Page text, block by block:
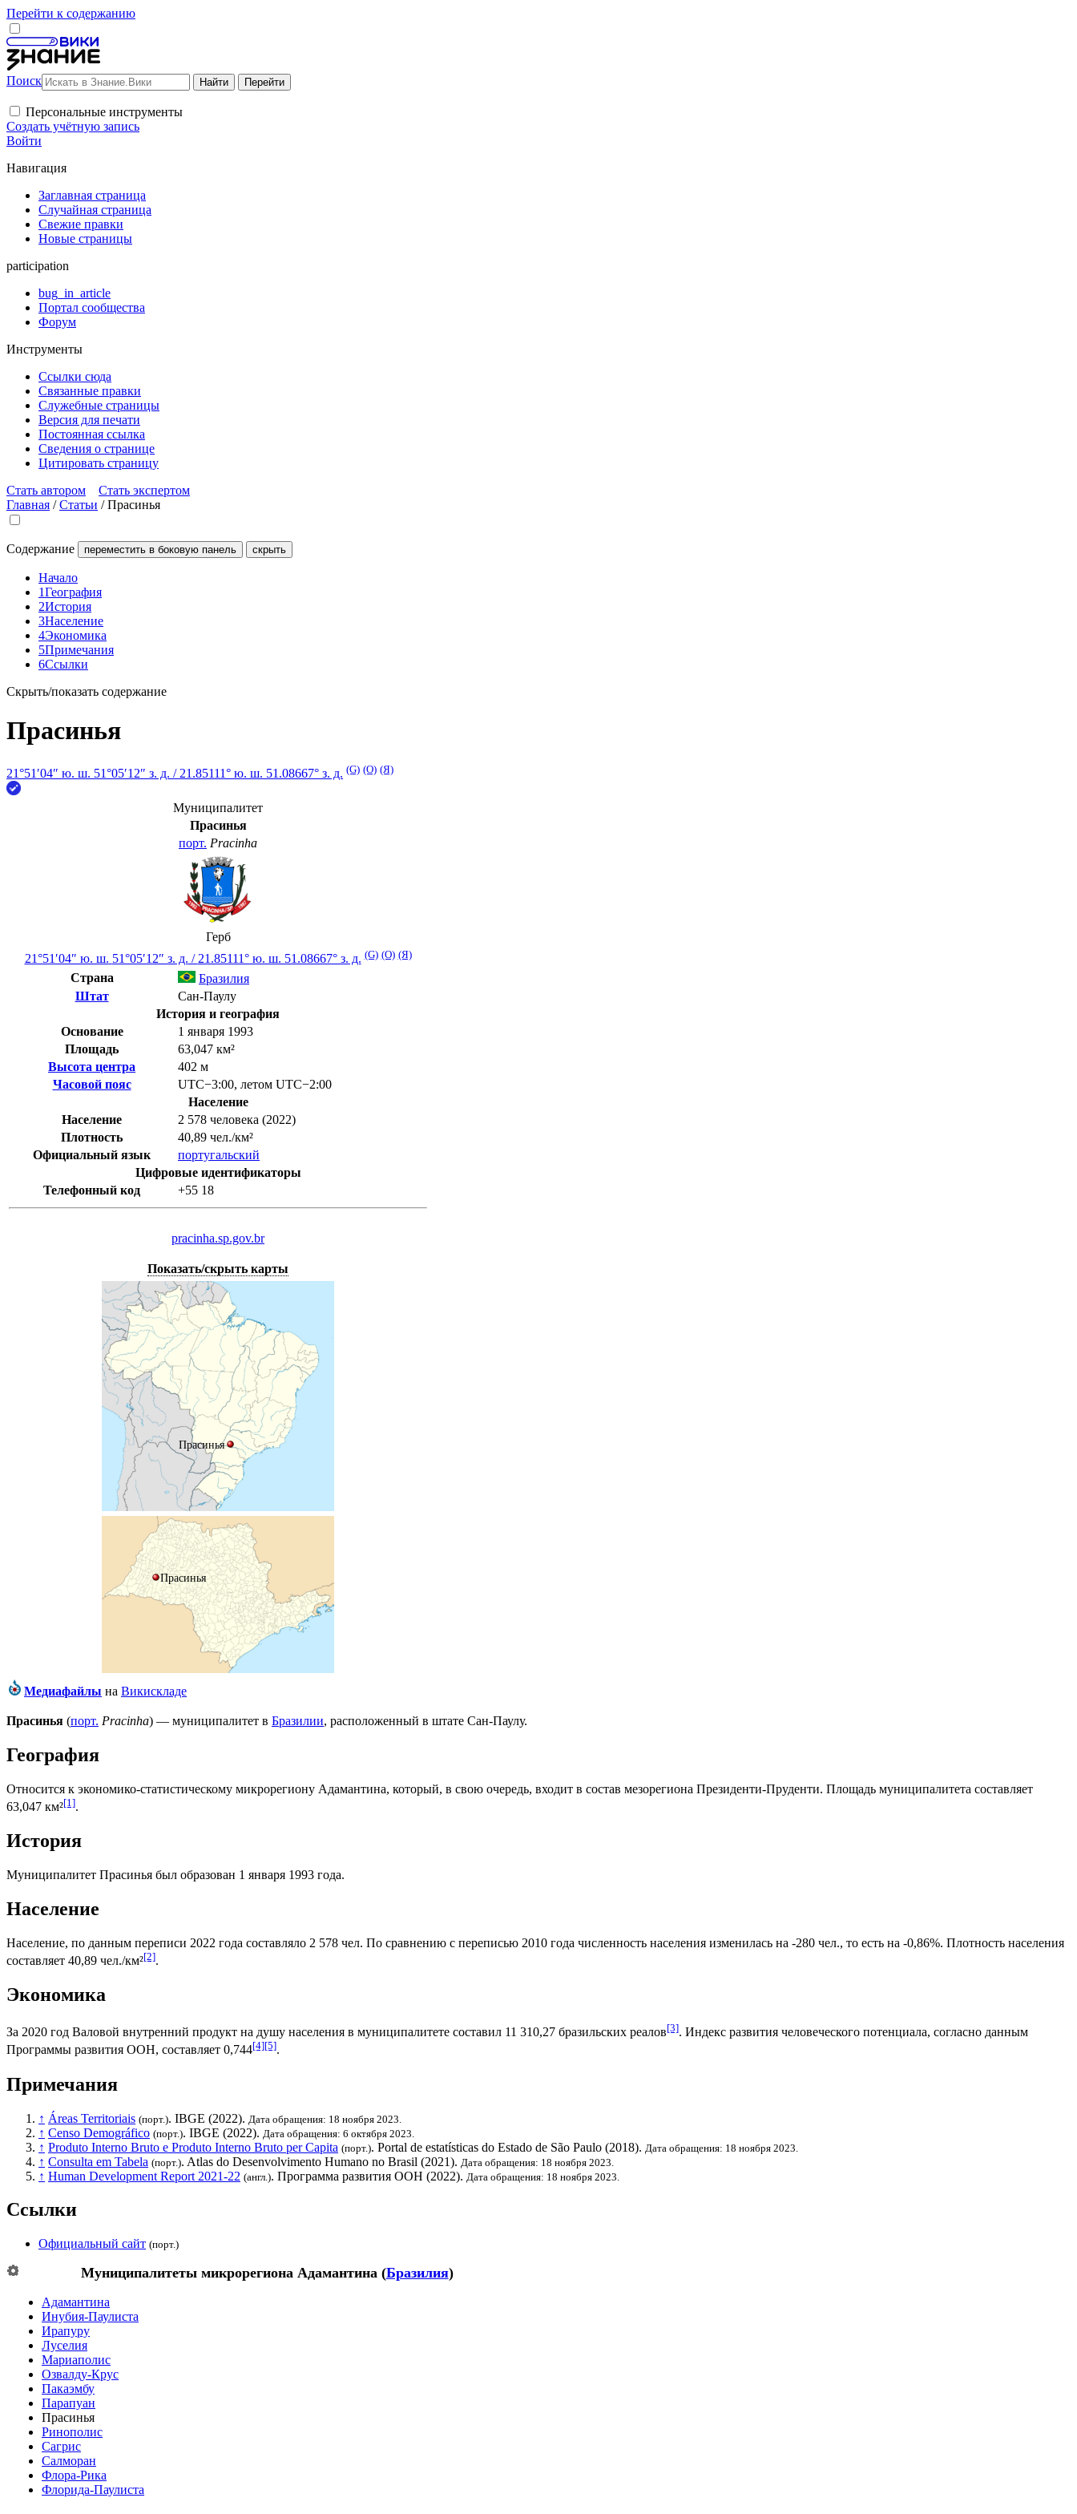
Перейти к содержанию
Поиск
Персональные инструменты
Создать учётную запись
Войти
Навигация
Заглавная страница
Случайная страница
Свежие правки
Новые страницы
participation
bug_in_article
Портал сообщества
Форум
Инструменты
Ссылки сюда
Связанные правки
Служебные страницы
Версия для печати
Постоянная ссылка
Сведения о странице
Цитировать страницу
Стать автором
Стать экспертом
Главная /Статьи /Прасинья
Содержание переместить в боковую панель скрыть
Начало
1География
2История
3Население
4Экономика
5Примечания
6Ссылки
Скрыть/показать содержание
Прасинья
21°51′04″ ю. ш. 51°05′12″ з. д. / 21.85111° ю. ш. 51.08667° з. д. (G) (O) (Я)
Муниципалитет
Прасинья
порт. Pracinha
Герб
21°51′04″ ю. ш. 51°05′12″ з. д. / 21.85111° ю. ш. 51.08667° з. д. (G) (O) (Я)
Страна
Бразилия
Штат
Сан-Паулу
История и география
Основание
1 января 1993
Площадь
63,047 км²
Высота центра
402 м
Часовой пояс
UTC−3:00, летом UTC−2:00
Население
Население
2 578 человека (2022)
Плотность
40,89 чел./км²
Официальный язык
португальский
Цифровые идентификаторы
Телефонный код
+55 18
pracinha.sp.gov.br
Показать/скрыть карты
Прасинья
Прасинья
Медиафайлы на Викискладе
Прасинья (порт. Pracinha) — муниципалитет в Бразилии, расположенный в штате Сан-Паулу.
География
Относится к экономико-статистическому микрорегиону Адамантина, который, в свою очередь, входит в состав мезорегиона Президенти-Пруденти. Площадь муниципалитета составляет
63,047 км²[1].
История
Муниципалитет Прасинья был образован 1 января 1993 года.
Население
Население, по данным переписи 2022 года составляло 2 578 чел. По сравнению с переписью 2010 года численность населения изменилась на -280 чел., то есть на -0,86%. Плотность населения
составляет 40,89 чел./км²[2].
Экономика
За 2020 год Валовой внутренний продукт на душу населения в муниципалитете составил 11 310,27 бразильских реалов[3]. Индекс развития человеческого потенциала, согласно данным
Программы развития ООН, составляет 0,744[4][5].
Примечания
↑ Áreas Territoriais (порт.). IBGE (2022). Дата обращения: 18 ноября 2023.
↑ Censo Demográfico (порт.). IBGE (2022). Дата обращения: 6 октября 2023.
↑ Produto Interno Bruto e Produto Interno Bruto per Capita (порт.). Portal de estatísticas do Estado de São Paulo (2018). Дата обращения: 18 ноября 2023.
↑ Consulta em Tabela (порт.). Atlas do Desenvolvimento Humano no Brasil (2021). Дата обращения: 18 ноября 2023.
↑ Human Development Report 2021-22 (англ.). Программа развития ООН (2022). Дата обращения: 18 ноября 2023.
Ссылки
Официальный сайт (порт.)
Муниципалитеты микрорегиона Адамантина(Бразилия)
Адамантина
Инубия-Паулиста
Ирапуру
Луселия
Мариаполис
Озвалду-Крус
Пакаэмбу
Парапуан
Прасинья
Ринополис
Сагрис
Салморан
Флора-Рика
Флорида-Паулиста